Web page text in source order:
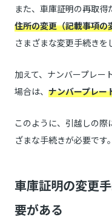
また、車庫証明の再取得
住所の変更（記載事項の
さまざまな変更手続きを
加えて、ナンバープレー
場合は、 ナンバープレー
このように、引越しの際
ざまな手続きが必要です
車庫証明の変更
要がある